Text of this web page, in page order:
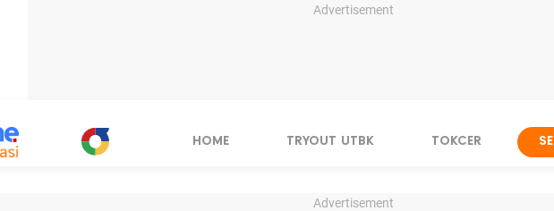
Advertisement
HOME TRYOUT UTBK TOKCER
Advertisement